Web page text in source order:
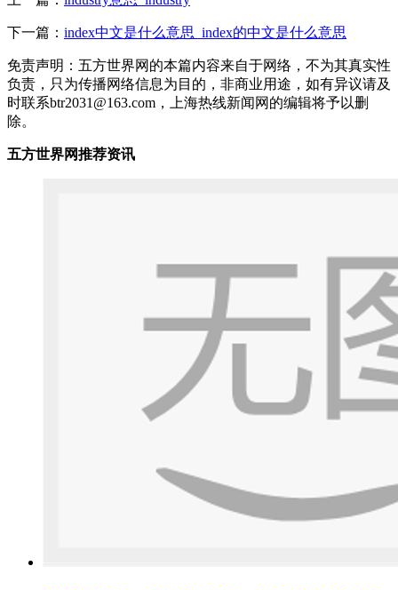
下一篇： index中文是什么意思_index的中文是什么意思
免责声明：五方世界网的本篇内容来自于网络，不为其真实性
负责，只为传播网络信息为目的，非商业用途，如有异议请及
时联系btr2031@163.com，上海热线新闻网的编辑将予以删
除。
五方世界网推荐资讯